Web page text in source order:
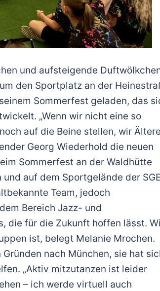
und aufsteigende
den Sportplatz an der
Sommerfest geladen, das
„Wenn wir nicht eine so
auf die Beine stellen, wir
Georg Wiederhold die neuen
Sommerfest an der Waldhütte
auf dem Sportgelände der
Team, jedoch
Bereich Jazz- und
die für die Zukunft hoffen lässt.
ist, belegt Melanie Mrochen.
nach München, sie hat
„Aktiv mitzutanzen ist leider
– ich werde virtuell auch